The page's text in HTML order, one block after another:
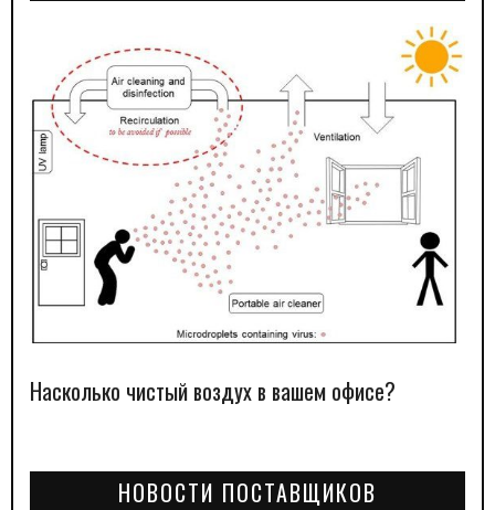
Насколько чистый воздух в вашем офисе?
НОВОСТИ ПОСТАВЩИКОВ